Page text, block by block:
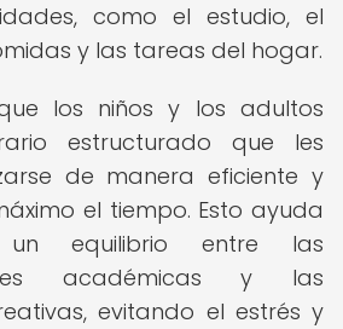
como el estudio, el
y las tareas del hogar.
los niños y los adultos
estructurado que les
de manera eficiente y
el tiempo. Esto ayuda
equilibrio entre las
académicas y las
evitando el estrés y